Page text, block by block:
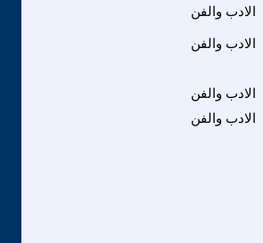
الادب والفن
الادب والفن
الادب والفن
الادب والفن